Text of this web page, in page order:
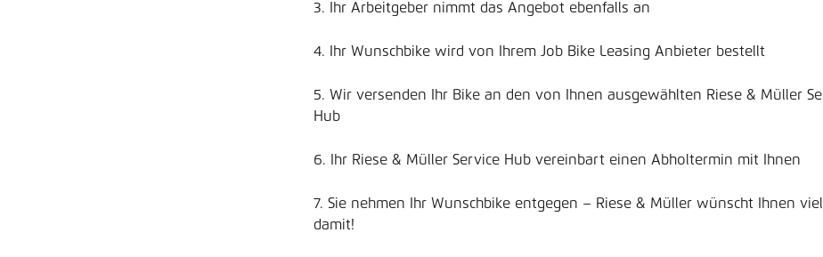
3. Ihr Arbeitgeber nimmt das Angebot ebenfalls an
4. Ihr Wunschbike wird von Ihrem Job Bike Leasing Anbieter bestellt
5. Wir versenden Ihr Bike an den von Ihnen ausgewählten Riese & Müller
Hub
6. Ihr Riese & Müller Service Hub vereinbart einen Abholtermin mit Ihnen
7. Sie nehmen Ihr Wunschbike entgegen – Riese & Müller wünscht Ihnen
damit!